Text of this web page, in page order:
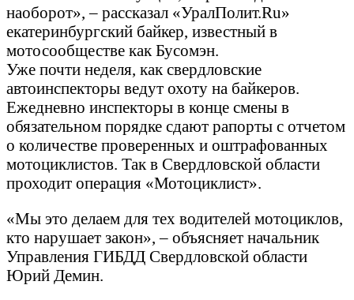
наоборот», – рассказал «УралПолит.Ru»
екатеринбургский байкер, известный в
мотосообществе как Бусомэн.
Уже почти неделя, как свердловские
автоинспекторы ведут охоту на байкеров.
Ежедневно инспекторы в конце смены в
обязательном порядке сдают рапорты с отчетом
о количестве проверенных и оштрафованных
мотоциклистов. Так в Свердловской области
проходит операция «Мотоциклист».
«Мы это делаем для тех водителей мотоциклов,
кто нарушает закон», – объясняет начальник
Управления ГИБДД Свердловской области
Юрий Демин.